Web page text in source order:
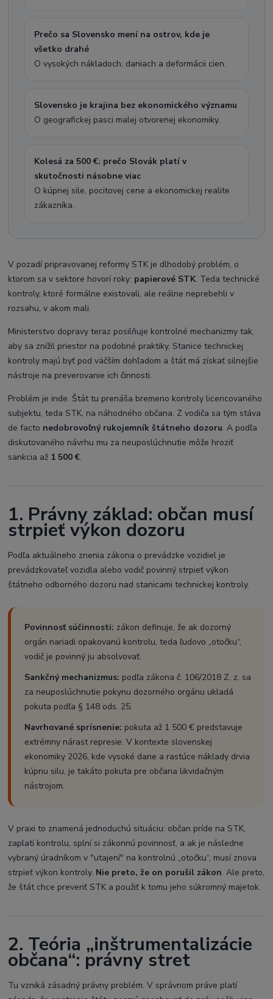
Prečo sa Slovensko mení na ostrov, kde je
všetko drahé
O vysokých nákladoch, daniach a deformácii cien.
Slovensko je krajina bez ekonomického významu
O geografickej pasci malej otvorenej ekonomiky.
Kolesá za 500 €: prečo Slovák platí v
skutočnosti násobne viac
O kúpnej sile, pocitovej cene a ekonomickej realite
zákazníka.
V pozadí pripravovanej reformy STK je dlhodobý problém, o
ktorom sa v sektore hovorí roky: papierové STK. Teda technické
kontroly, ktoré formálne existovali, ale reálne neprebehli v
rozsahu, v akom mali.
Ministerstvo dopravy teraz posilňuje kontrolné mechanizmy tak,
aby sa znížil priestor na podobné praktiky. Stanice technickej
kontroly majú byť pod väčším dohľadom a štát má získať silnejšie
nástroje na preverovanie ich činnosti.
Problém je inde. Štát tu prenáša bremeno kontroly licencovaného
subjektu, teda STK, na náhodného občana. Z vodiča sa tým stáva
de facto nedobrovoľný rukojemník štátneho dozoru. A podľa
diskutovaného návrhu mu za neuposlúchnutie môže hroziť
sankcia až 1 500 €.
1. Právny základ: občan musí
strpieť výkon dozoru
Podľa aktuálneho znenia zákona o prevádzke vozidiel je
prevádzkovateľ vozidla alebo vodič povinný strpieť výkon
štátneho odborného dozoru nad stanicami technickej kontroly.
Povinnosť súčinnosti: zákon definuje, že ak dozorný
orgán nariadi opakovanú kontrolu, teda ľudovo „otočku“,
vodič je povinný ju absolvovať.
Sankčný mechanizmus: podľa zákona č. 106/2018 Z. z. sa
za neuposlúchnutie pokynu dozorného orgánu ukladá
pokuta podľa § 148 ods. 25.
Navrhované sprísnenie: pokuta až 1 500 € predstavuje
extrémny nárast represie. V kontexte slovenskej
ekonomiky 2026, kde vysoké dane a rastúce náklady drvia
kúpnu silu, je takáto pokuta pre občana likvidačným
nástrojom.
V praxi to znamená jednoduchú situáciu: občan príde na STK,
zaplatí kontrolu, splní si zákonnú povinnosť, a ak je následne
vybraný úradníkom v "utajení" na kontrolnú „otočku“, musí znova
strpieť výkon kontroly. Nie preto, že on porušil zákon. Ale preto,
že štát chce preveriť STK a použiť k tomu jeho súkromný majetok.
2. Teória „inštrumentalizácie
občana“: právny stret
Tu vzniká zásadný právny problém. V správnom práve platí